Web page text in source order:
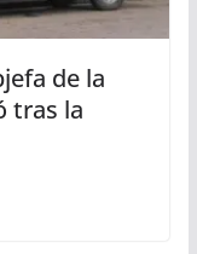
de la
tras la